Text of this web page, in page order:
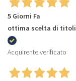
5 Giorni Fa
ottima scelta di titoli
Acquirente verificato